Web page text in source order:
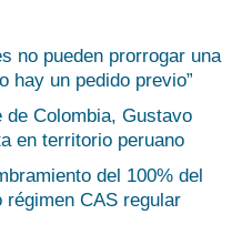
no pueden prorrogar una
hay un pedido previo”
de Colombia, Gustavo
en territorio peruano
del 100% del
régimen CAS regular